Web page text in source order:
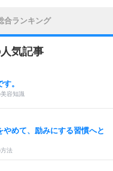
合ランキング
人気記事
。
容知識
やめて、励みにする習慣へと
法